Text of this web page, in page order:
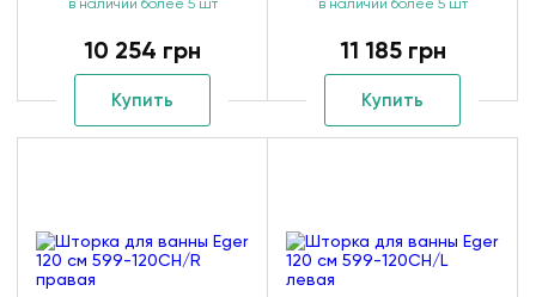
в наличии более 5 шт
10 254 грн
Купить
левая
в наличии более 5 шт
11 185 грн
Купить